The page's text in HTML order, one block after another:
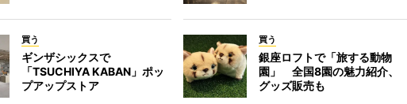
買う
ギンザシックスで
「TSUCHIYA KABAN」ポッ
プアップストア
買う
銀座ロフトで「旅する動物
園」 全国8園の魅力紹介、
グッズ販売も